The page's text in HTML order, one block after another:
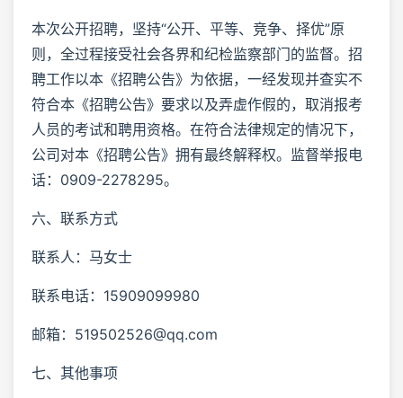
本次公开招聘，坚持“公开、平等、竞争、择优”原
则，全过程接受社会各界和纪检监察部门的监督。招
聘工作以本《招聘公告》为依据，一经发现并查实不
符合本《招聘公告》要求以及弄虚作假的，取消报考
人员的考试和聘用资格。在符合法律规定的情况下，
公司对本《招聘公告》拥有最终解释权。监督举报电
话：0909-2278295。
六、联系方式
联系人：马女士
联系电话：15909099980
邮箱：519502526@qq.com
七、其他事项